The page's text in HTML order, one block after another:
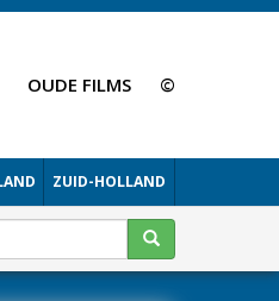
OUDE FILMS ©
ZUID-HOLLAND